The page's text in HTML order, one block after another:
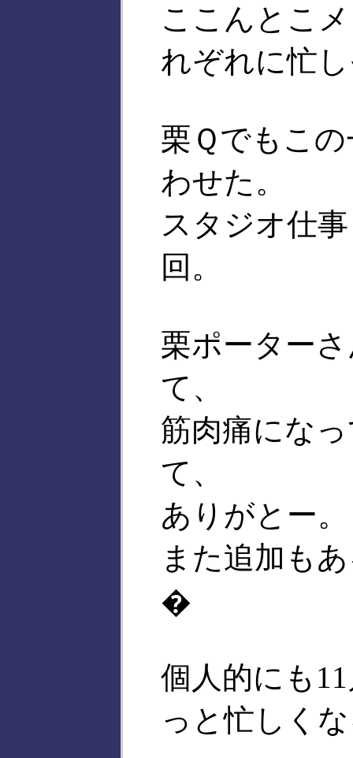
ここんとこ
れぞれに忙
栗Ｑでもこ
わせた。
スタジオ仕
回。
栗ポーター
て、
筋肉痛にな
て、
ありがとー。
また追加も
�
個人的にも
っと忙しく